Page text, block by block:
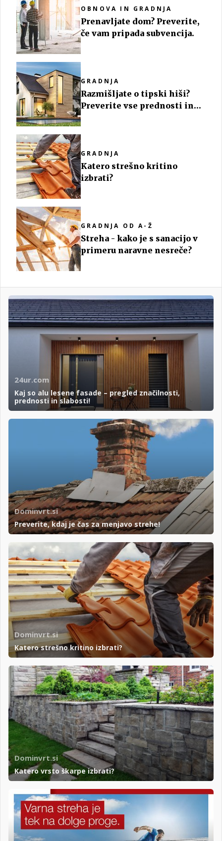
OBNOVA IN GRADNJA
Prenavljate dom? Preverite,
če vam pripada subvencija.
GRADNJA
Razmišljate o tipski hiši?
Preverite vse prednosti in
GRADNJA
Katero strešno kritino
izbrati?
GRADNJA OD A-Ž
Streha - kako je s sanacijo v
primeru naravne nesreče?
24ur.com
Kaj so alu lesene fasade – pregled značilnosti,
prednosti in slabosti!
Dominvrt.si
Preverite, kdaj je čas za menjavo strehe!
Dominvrt.si
Katero strešno kritino izbrati?
Dominvrt.si
Katero vrsto škarpe izbrati?